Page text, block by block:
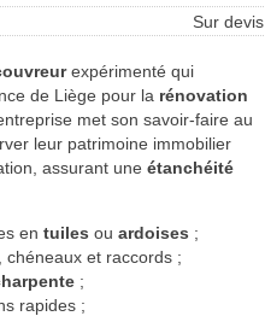
Sur devis
expérimenté qui
de Liège pour la rénovation
met son savoir-faire au
leur patrimoine immobilier
assurant uneétanchéité
entuiles ouardoises ;
chéneaux et raccords ;
;
rapides ;